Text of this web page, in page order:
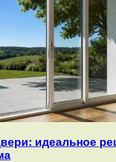
идеальное